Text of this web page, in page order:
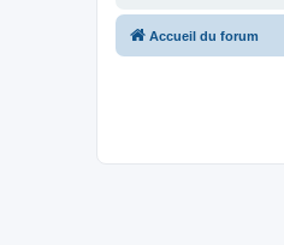
Accueil du forum